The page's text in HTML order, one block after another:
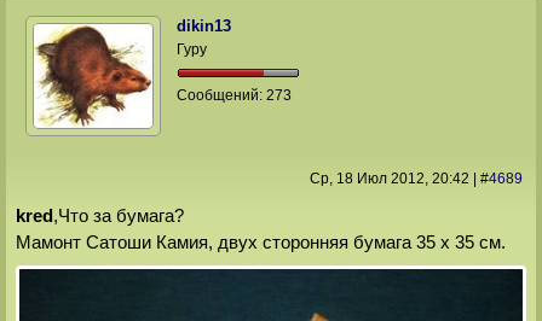
dikin13
Гуру
Сообщений:273
Ср, 18 Июл 2012 , 20:42 | #4689
kred,Что за бумага?
Мамонт Сатоши Камия, двух сторонняя бумага 35 х 35 см.